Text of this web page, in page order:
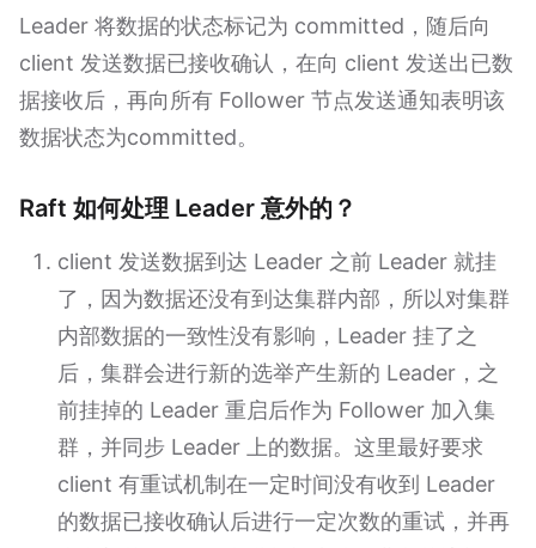
Leader 将数据的状态标记为 committed，随后向
client 发送数据已接收确认，在向 client 发送出已数
据接收后，再向所有 Follower 节点发送通知表明该
数据状态为committed。
Raft 如何处理 Leader 意外的？
client 发送数据到达 Leader 之前 Leader 就挂
了，因为数据还没有到达集群内部，所以对集群
内部数据的一致性没有影响，Leader 挂了之
后，集群会进行新的选举产生新的 Leader，之
前挂掉的 Leader 重启后作为 Follower 加入集
群，并同步 Leader 上的数据。这里最好要求
client 有重试机制在一定时间没有收到 Leader
的数据已接收确认后进行一定次数的重试，并再